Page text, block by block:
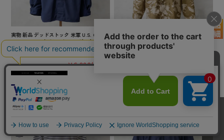
実物 新品 デッドストック 米軍 U.S. COAST
GUARD ODU オペレーション ジャケット /
USCG【キャンペーン対象外】【I】ミリタ
リー
¥6,380(税込)
実物 新品 デッドストック イギリス軍 TROP
ICAL COMBAT ジャケット デザートDPMカ
モ【キャンペーン対象外】【I】ミリタリー